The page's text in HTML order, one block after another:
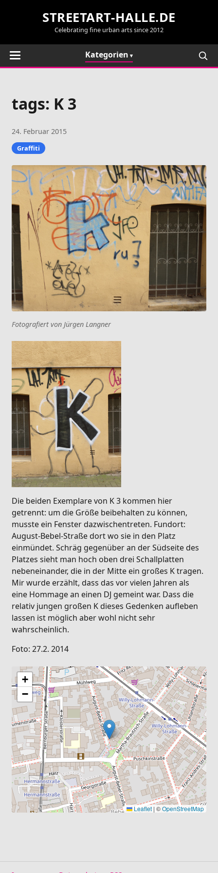
STREETART-HALLE.DE
Celebrating fine urban arts since 2012
Kategorien
tags: K 3
24. Februar 2015
Graffiti
Fotografiert von Jürgen Langner
Die beiden Exemplare von K 3 kommen hier
getrennt: um die Größe beibehalten zu können,
musste ein Fenster dazwischentreten. Fundort:
August-Bebel-Straße dort wo sie in den Platz
einmündet. Schräg gegenüber an der Südseite des
Platzes sieht man hoch oben drei Schallplatten
nebeneinander, die in der Mitte ein großes K tragen.
Mir wurde erzählt, dass das vor vielen Jahren als
eine Hommage an einen DJ gemeint war. Dass die
relativ jungen großen K dieses Gedenken aufleben
lassen ist möglich aber wohl nicht sehr
wahrscheinlich.
Foto: 27.2. 2014
+
−
Leaflet | ©OpenStreetMap